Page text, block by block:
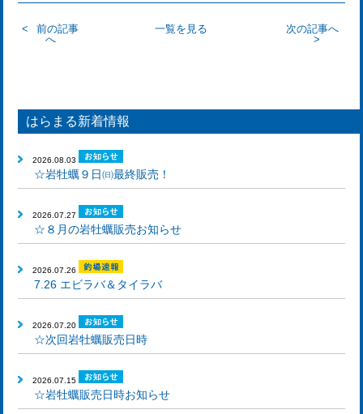
前の記事
へ
一覧を見る 次の記事へ
はらまる新着情報
2026.08.03
☆岩牡蠣９日㈰最終販売！
2026.07.27
☆８月の岩牡蠣販売お知らせ
2026.07.26
7.26 エビラバ＆タイラバ
2026.07.20
☆次回岩牡蠣販売日時
2026.07.15
☆岩牡蠣販売日時お知らせ